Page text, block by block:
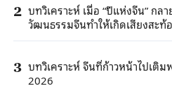
2 บทวิเคราะห์ เมื่อ “ปีแห่งจีน” กล
วัฒนธรรมจีนทำให้เกิดเสียงสะ
3 บทวิเคราะห์ จีนที่ก้าวหน้าไปเติ
2026